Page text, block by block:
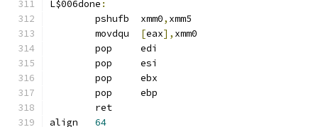
L$006done :
	pshufb	xmm0
, xmm5
[eax], xmm0
	pop	edi
	pop	esi
	pop	ebx
	pop	ebp
	ret
64